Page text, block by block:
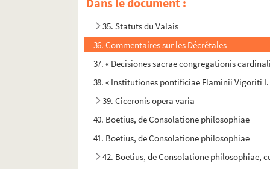
34. Discours spirituels, sermons et
35. Statuts du Valais
36. Commentaires sur les Décrétales
37. « Decisiones sacrae congregationis
38. « Institutiones pontificiae Flaminii Vigoriti I.
39. Ciceronis opera varia
40. Boetius, de Consolatione philosophiae
41. Boetius, de Consolatione philosophiae
42. Boetius, de Consolatione philosophiae,